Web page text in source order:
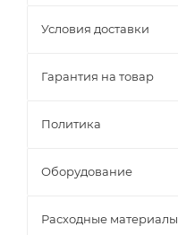
Условия доставки
Гарантия на товар
Политика
Оборудование
Расходные материалы